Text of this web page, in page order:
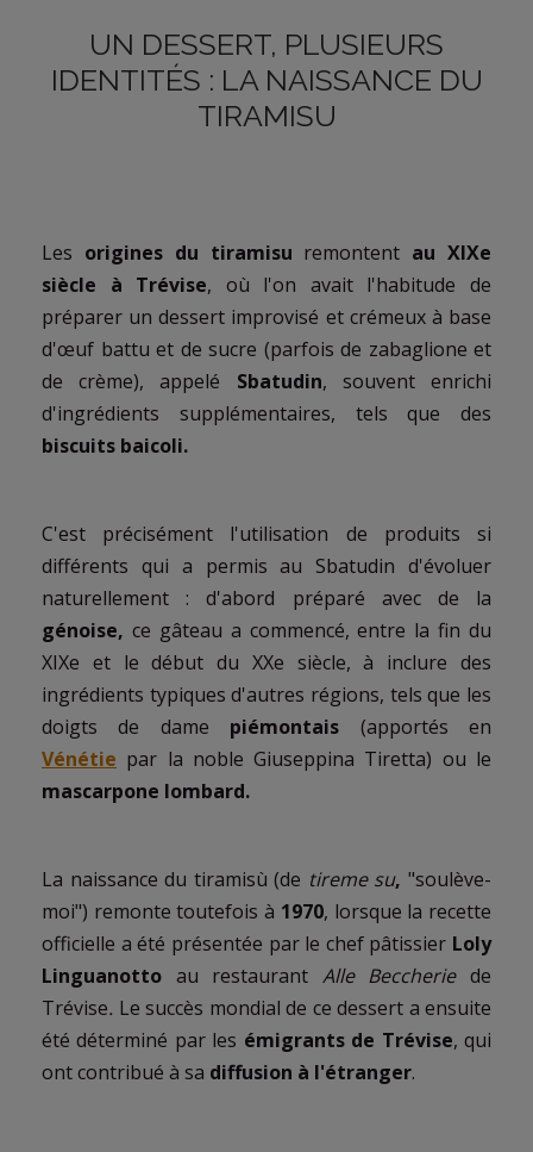
UN DESSERT, PLUSIEURS
IDENTITÉS : LA NAISSANCE DU
TIRAMISU
Les origines du tiramisu remontent au XIXe
siècle à Trévise, où l'on avait l'habitude de
préparer un dessert improvisé et crémeux à base
d'œuf battu et de sucre (parfois de zabaglione et
de crème), appelé Sbatudin, souvent enrichi
d'ingrédients supplémentaires, tels que des
biscuits baicoli.
C'est précisément l'utilisation de produits si
différents qui a permis au Sbatudin d'évoluer
naturellement : d'abord préparé avec de la
génoise, ce gâteau a commencé, entre la fin du
XIXe et le début du XXe siècle, à inclure des
ingrédients typiques d'autres régions, tels que les
doigts de dame piémontais (apportés en
Vénétie par la noble Giuseppina Tiretta) ou le
mascarpone lombard.
La naissance du tiramisù (de tireme su,"soulève-
moi") remonte toutefois à 1970, lorsque la recette
officielle a été présentée par le chef pâtissier Loly
Linguanotto au restaurant Alle Beccheriede
Trévise. Le succès mondial de ce dessert a ensuite
été déterminé par les émigrants de Trévise, qui
ont contribué à sa diffusion à l'étranger.